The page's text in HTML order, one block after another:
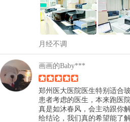
月经不调
画画的Baby***
郑州医大医院医生特别适合
患者考虑的医生，本来跑医
真是如沐春风，会主动跟你
给结论，我们真的希望能了